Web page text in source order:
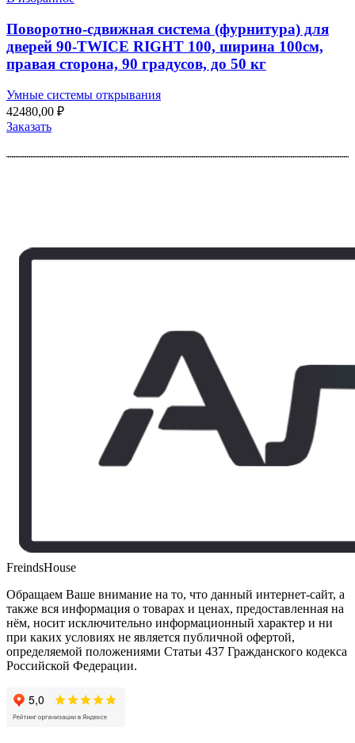
Поворотно-сдвижная система (фурнитура) для
дверей 90-TWICE RIGHT 100, ширина 100см,
правая сторона, 90 градусов, до 50 кг
Умные системы открывания
42480,00 ₽
Заказать
FreindsHouse
Обращаем Ваше внимание на то, что данный интернет-сайт, а
также вся информация о товарах и ценах, предоставленная на
нём, носит исключительно информационный характер и ни
при каких условиях не является публичной офертой,
определяемой положениями Статьи 437 Гражданского кодекса
Российской Федерации.